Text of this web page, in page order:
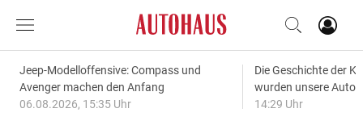
Jeep-Modelloffensive: Compass und
Avenger machen den Anfang
06.08.2026, 15:35 Uhr
Die Geschichte der
wurden unsere
14:29 Uhr